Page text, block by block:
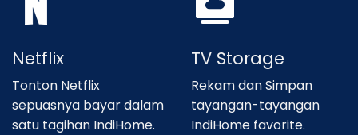
Netflix
Tonton Netflix
sepuasnya bayar dalam
satu tagihan IndiHome.
TV Storage
Rekam dan Simpan
tayangan-tayangan
IndiHome favorite.